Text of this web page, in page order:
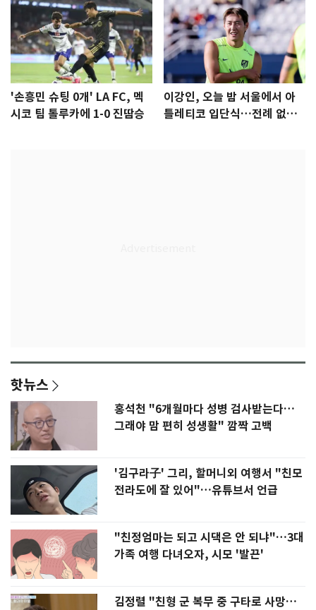
'손흥민 슈팅 0개' LA FC, 멕
시코 팀 톨루카에 1-0 진땀승
이강인, 오늘 밤 서울에서 아
틀레티코 입단식…전례 없는
핫뉴스
홍석천 "6개월마다 성병 검사받는다…
그래야 맘 편히 성생활" 깜짝 고백
'김구라子' 그리, 할머니외 여행서 "친모
전라도에 잘 있어"…유튜브서 언급
"친정엄마는 되고 시댁은 안 되냐"…3대
가족 여행 다녀오자, 시모 '발끈'
김정렬 "친형 군 복무 중 구타로 사망…